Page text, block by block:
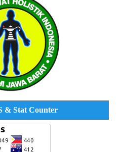
& Stat Counter